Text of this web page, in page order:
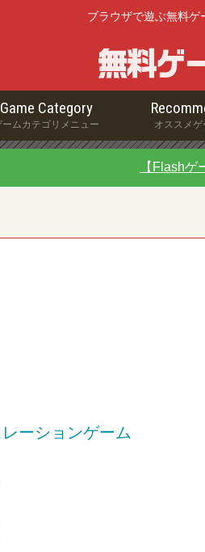
ブラウザで遊ぶ無料
Game Category
ームカテゴリメニュー オススメゲ
【Flashゲ
ーションゲーム